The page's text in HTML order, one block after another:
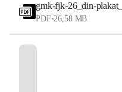
gmk-fjk-26_din-
PDF•26,58 MB